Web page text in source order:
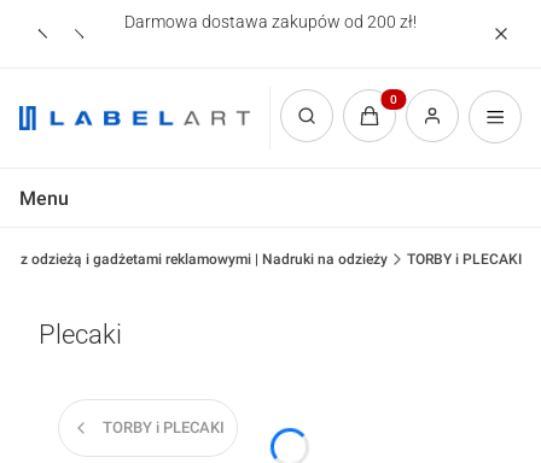
Darmowa dostawa zakupów od 200 zł!
Otwórz wyszukiwarkę
Produkty w koszyku:
Menu
z odzieżą i gadżetami reklamowymi | Nadruki na odzieży TORBY i PLECAKI
Plecaki
TORBY i PLECAKI